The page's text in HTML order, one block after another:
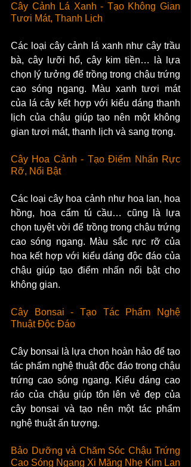
Cây Cảnh Lá Xanh - Tạo Không Gian
Tươi Mát, Thanh Lịch
Các loại cây cảnh lá xanh như cây trầu
bà, cây lưỡi hổ, cây kim tiền… là lựa
chọn lý tưởng để trồng trong chậu trứng
cao sóng ngang. Màu xanh tươi mát
của lá cây kết hợp với kiểu dáng thanh
lịch của chậu giúp tạo nên một không
gian tươi mát, thanh lịch và sang trọng.
Cây Hoa Cảnh - Tạo Điểm Nhấn Rực
Rỡ, Nổi Bật
Các loại cây hoa cảnh như hoa lan, hoa
hồng, hoa cẩm tú cầu… cũng là lựa
chọn tuyệt vời để trồng trong chậu trứng
cao sóng ngang. Màu sắc rực rỡ của
hoa kết hợp với kiểu dáng độc đáo của
chậu giúp tạo điểm nhấn nổi bật cho
không gian.
Cây Bonsai - Tạo Tác Phẩm Nghệ
Thuật Độc Đáo
Cây bonsai là lựa chọn hoàn hảo để tạo
tác phẩm nghệ thuật độc đáo trong chậu
trứng cao sóng ngang. Kiểu dáng cao
ráo của chậu giúp tôn lên vẻ đẹp của
cây bonsai và tạo nên một tác phẩm
nghệ thuật ấn tượng.
Bảo Dưỡng và Chăm Sóc Chậu Trứng
Cao Sóng Ngang Xi Măng Nhẹ Kim Lan